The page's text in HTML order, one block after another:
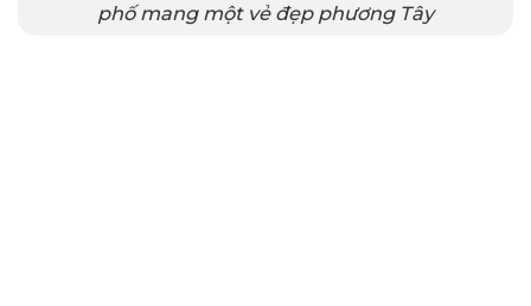
phố mang một vẻ đẹp phương Tây